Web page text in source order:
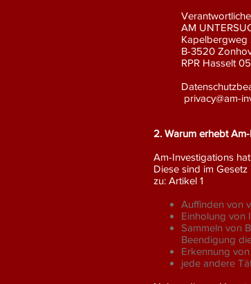
AM
Kapelbergweg
B-3520
RPR Hasselt
privacy@am-
2. Warum erhebt
Am-Investigations
Diese sind im
zu: Artikel 1
Auffinden von
Einholung von
Sammeln von
Beendigung
Erkennung
jede andere